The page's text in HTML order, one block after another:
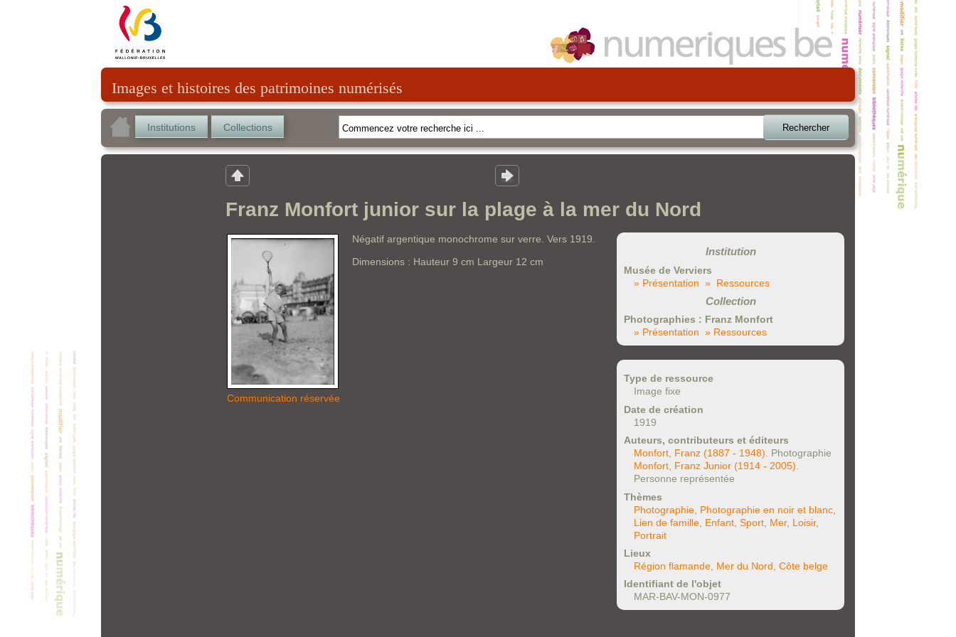
Images et histoires des patrimoines numérisés
Institutions Collections Rechercher
Franz Monfort junior sur la plage à la mer du Nord
Communication réservée
Négatif argentique monochrome sur verre. Vers 1919.
Dimensions : Hauteur 9 cm Largeur 12 cm
Institution
Musée de Verviers
» Présentation » Ressources
Collection
Photographies : Franz Monfort
» Présentation » Ressources
Type de ressource
Image fixe
Date de création
1919
Auteurs, contributeurs et éditeurs
Monfort, Franz (1887 - 1948). Photographie
Monfort, Franz Junior (1914 - 2005).
Personne représentée
Thèmes
Photographie Photographie en noir et blanc
Lien de famille Enfant Sport Mer, Loisir,
Portrait
Lieux
Région flamande Mer du Nord Côte belge
Identifiant de l'objet
MAR-BAV-MON-0977